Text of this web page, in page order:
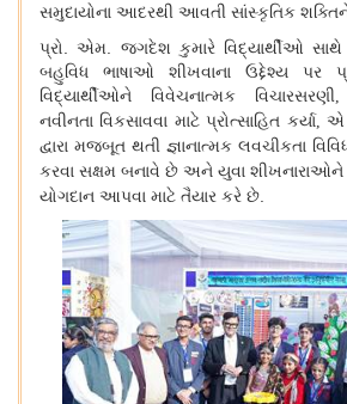
સમુદાયોના આદરથી આવતી સાંસ્કૃતિક શક્તિને
પ્રો. એમ. જગદેશ કુમારે વિદ્યાર્થીઓ સાથે
બહુવિધ ભાષાઓ શીખવાના ઉદ્દેશ્ય પર
વિદ્યાર્થીઓને વિવેચનાત્મક વિચારસરણી
નવીનતા વિકસાવવા માટે પ્રોત્સાહિત કર્યા, એ
દ્વારા મજબૂત થતી જ્ઞાનાત્મક લવચીકતા
કરવા સક્ષમ બનાવે છે અને યુવા શીખનારાઓને
યોગદાન આપવા માટે તૈયાર કરે છે.